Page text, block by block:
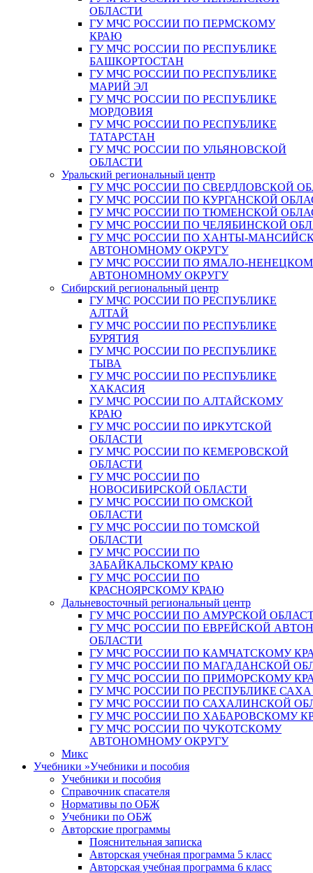
ОБЛАСТИ
ГУ МЧС РОССИИ ПО ПЕРМСКОМУ
КРАЮ
ГУ МЧС РОССИИ ПО РЕСПУБЛИКЕ
БАШКОРТОСТАН
ГУ МЧС РОССИИ ПО РЕСПУБЛИКЕ
МАРИЙ ЭЛ
ГУ МЧС РОССИИ ПО РЕСПУБЛИКЕ
МОРДОВИЯ
ГУ МЧС РОССИИ ПО РЕСПУБЛИКЕ
ТАТАРСТАН
ГУ МЧС РОССИИ ПО УЛЬЯНОВСКОЙ
ОБЛАСТИ
Уральский региональный центр
ГУ МЧС РОССИИ ПО СВЕРДЛОВСКОЙ
ГУ МЧС РОССИИ ПО КУРГАНСКОЙ
ГУ МЧС РОССИИ ПО ТЮМЕНСКОЙ
ГУ МЧС РОССИИ ПО ЧЕЛЯБИНСКОЙ
ГУ МЧС РОССИИ ПО ХАНТЫ-
АВТОНОМНОМУ ОКРУГУ
ГУ МЧС РОССИИ ПО ЯМАЛО-
АВТОНОМНОМУ ОКРУГУ
Сибирский региональный центр
ГУ МЧС РОССИИ ПО РЕСПУБЛИКЕ
АЛТАЙ
ГУ МЧС РОССИИ ПО РЕСПУБЛИКЕ
БУРЯТИЯ
ГУ МЧС РОССИИ ПО РЕСПУБЛИКЕ
ТЫВА
ГУ МЧС РОССИИ ПО РЕСПУБЛИКЕ
ХАКАСИЯ
ГУ МЧС РОССИИ ПО АЛТАЙСКОМУ
КРАЮ
ГУ МЧС РОССИИ ПО ИРКУТСКОЙ
ОБЛАСТИ
ГУ МЧС РОССИИ ПО КЕМЕРОВСКОЙ
ОБЛАСТИ
ГУ МЧС РОССИИ ПО
НОВОСИБИРСКОЙ ОБЛАСТИ
ГУ МЧС РОССИИ ПО ОМСКОЙ
ОБЛАСТИ
ГУ МЧС РОССИИ ПО ТОМСКОЙ
ОБЛАСТИ
ГУ МЧС РОССИИ ПО
ЗАБАЙКАЛЬСКОМУ КРАЮ
ГУ МЧС РОССИИ ПО
КРАСНОЯРСКОМУ КРАЮ
Дальневосточный региональный центр
ГУ МЧС РОССИИ ПО АМУРСКОЙ
ГУ МЧС РОССИИ ПО ЕВРЕЙСКОЙ
ОБЛАСТИ
ГУ МЧС РОССИИ ПО КАМЧАТСКОМУ
ГУ МЧС РОССИИ ПО МАГАДАНСКОЙ
ГУ МЧС РОССИИ ПО ПРИМОРСКОМУ
ГУ МЧС РОССИИ ПО РЕСПУБЛИКЕ
ГУ МЧС РОССИИ ПО САХАЛИНСКОЙ
ГУ МЧС РОССИИ ПО ХАБАРОВСКОМУ
ГУ МЧС РОССИИ ПО ЧУКОТСКОМУ
АВТОНОМНОМУ ОКРУГУ
Микс
Учебники »Учебники и пособия
Учебники и пособия
Справочник спасателя
Нормативы по ОБЖ
Учебники по ОБЖ
Авторские программы
Пояснительная записка
Авторская учебная программа 5 класс
Авторская учебная программа 6 класс